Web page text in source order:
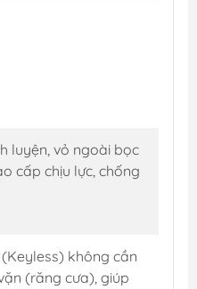
luyện, vỏ ngoài bọc
cấp chịu lực, chống
không cần
(răng cưa), giúp